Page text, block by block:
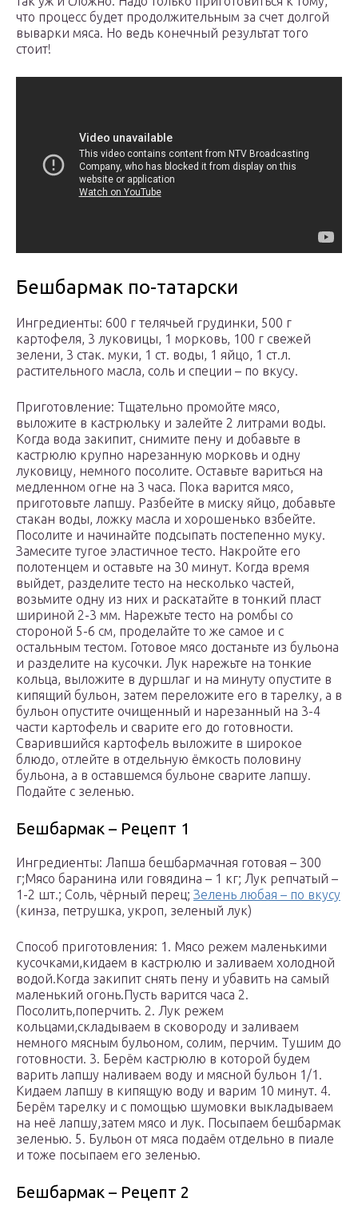
что процесс будет продолжительным за счет долгой
выварки мяса. Но ведь конечный результат того
стоит!
Бешбармак по-татарски
Ингредиенты: 600 г телячьей грудинки, 500 г
картофеля, 3 луковицы, 1 морковь, 100 г свежей
зелени, 3 стак. муки, 1 ст. воды, 1 яйцо, 1 ст.л.
растительного масла, соль и специи – по вкусу.
Приготовление: Тщательно промойте мясо,
выложите в кастрюльку и залейте 2 литрами воды.
Когда вода закипит, снимите пену и добавьте в
кастрюлю крупно нарезанную морковь и одну
луковицу, немного посолите. Оставьте вариться на
медленном огне на 3 часа. Пока варится мясо,
приготовьте лапшу. Разбейте в миску яйцо, добавьте
стакан воды, ложку масла и хорошенько взбейте.
Посолите и начинайте подсыпать постепенно муку.
Замесите тугое эластичное тесто. Накройте его
полотенцем и оставьте на 30 минут. Когда время
выйдет, разделите тесто на несколько частей,
возьмите одну из них и раскатайте в тонкий пласт
шириной 2-3 мм. Нарежьте тесто на ромбы со
стороной 5-6 см, проделайте то же самое и с
остальным тестом. Готовое мясо достаньте из бульона
и разделите на кусочки. Лук нарежьте на тонкие
кольца, выложите в дуршлаг и на минуту опустите в
кипящий бульон, затем переложите его в тарелку, а в
бульон опустите очищенный и нарезанный на 3-4
части картофель и сварите его до готовности.
Сварившийся картофель выложите в широкое
блюдо, отлейте в отдельную ёмкость половину
бульона, а в оставшемся бульоне сварите лапшу.
Подайте с зеленью.
Бешбармак – Рецепт 1
Ингредиенты: Лапша бешбармачная готовая – 300
г;Мясо баранина или говядина – 1 кг; Лук репчатый –
1-2 шт.; Соль, чёрный перец; Зелень любая – по вкусу
(кинза, петрушка, укроп, зеленый лук)
Способ приготовления: 1. Мясо режем маленькими
кусочками,кидаем в кастрюлю и заливаем холодной
водой.Когда закипит снять пену и убавить на самый
маленький огонь.Пусть варится часа 2.
Посолить,поперчить. 2. Лук режем
кольцами,складываем в сковороду и заливаем
немного мясным бульоном, солим, перчим. Тушим до
готовности. 3. Берём кастрюлю в которой будем
варить лапшу наливаем воду и мясной бульон 1/1.
Кидаем лапшу в кипящую воду и варим 10 минут. 4.
Берём тарелку и с помощью шумовки выкладываем
на неё лапшу,затем мясо и лук. Посыпаем бешбармак
зеленью. 5. Бульон от мяса подаём отдельно в пиале
и тоже посыпаем его зеленью.
Бешбармак – Рецепт 2